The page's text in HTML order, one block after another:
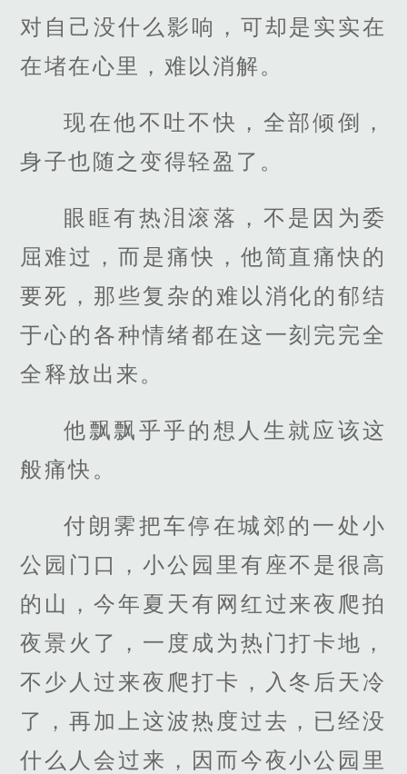
对自己没什么影响，可却是实实在
在堵在心里，难以消解。
现在他不吐不快，全部倾倒，
身子也随之变得轻盈了。
眼眶有热泪滚落，不是因为委
屈难过，而是痛快，他简直痛快的
要死，那些复杂的难以消化的郁结
于心的各种情绪都在这一刻完完全
全释放出来。
他飘飘乎乎的想人生就应该这
般痛快。
付朗霁把车停在城郊的一处小
公园门口，小公园里有座不是很高
的山，今年夏天有网红过来夜爬拍
夜景火了，一度成为热门打卡地，
不少人过来夜爬打卡，入冬后天冷
了，再加上这波热度过去，已经没
什么人会过来，因而今夜小公园里